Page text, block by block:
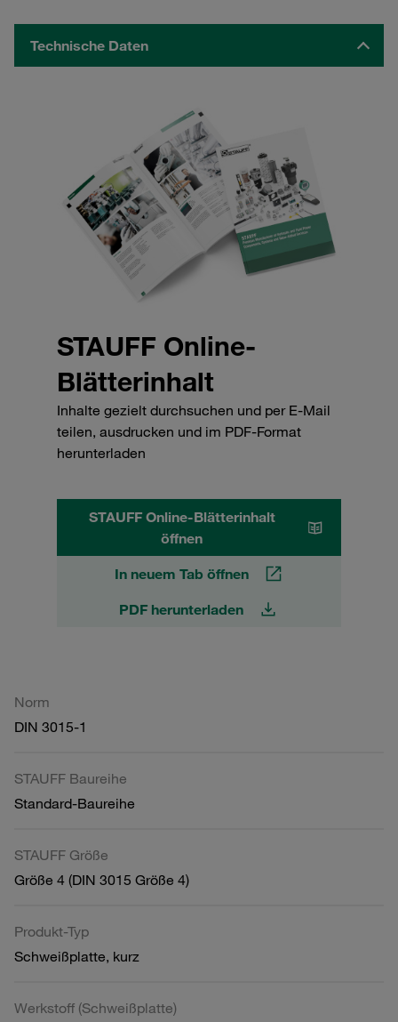
Technische Daten
STAUFF Online-
Blätterinhalt
Inhalte gezielt durchsuchen und per E-Mail
teilen, ausdrucken und im PDF-Format
herunterladen
STAUFF Online-Blätterinhalt
öffnen
In neuem Tab öffnen
PDF herunterladen
Norm
DIN 3015-1
STAUFF Baureihe
Standard-Baureihe
STAUFF Größe
Größe 4 (DIN 3015 Größe 4)
Produkt-Typ
Schweißplatte, kurz
Werkstoff (Schweißplatte)